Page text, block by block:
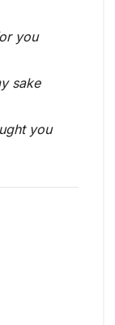
you
sake
you